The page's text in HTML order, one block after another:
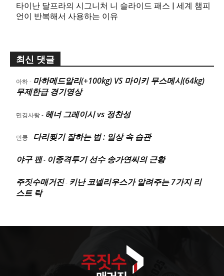
타이난 달프라의 시그니처 니 슬라이드 패스 | 세계 챔피
언이 반복해서 사용하는 이유
최신 댓글
아하- 마하메드알리(+100kg) VS 마이키 무스메시(64kg)
무제한급 경기영상
민경사랑- 헤너 그레이시 vs 정찬성
민큥 - 다리찢기 잘하는 법 : 일상 속 습관
야구 팬- 이종격투기 선수 송가연씨의 근황
주짓수매거진- 키난 코넬리우스가 알려주는 7가지 리
스트 락